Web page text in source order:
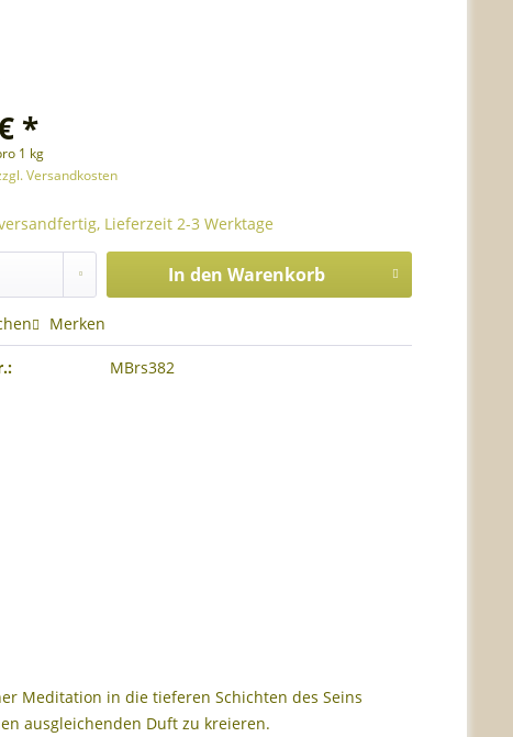
*
1 kg
Versandkosten
Lieferzeit 2-3 Werktage
In den Warenkorb
Merken
MBrs382
Meditation in die tieferen Schichten des Seins
ausgleichenden Duft zu kreieren.